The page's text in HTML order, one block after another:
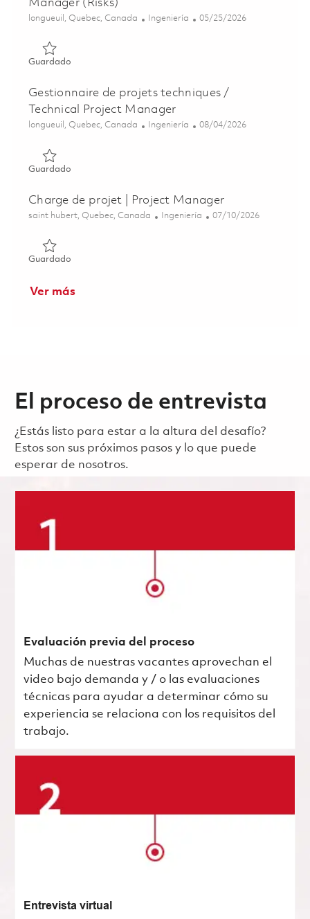
Manager (Risks)
Ubicación
longueuil, Quebec, Canada Categoría
Ingeniería Posted Date
05/25/2026
GuardadoGuardado Gestionnaire de projet (risques) / Project
Gestionnaire de projets techniques /
Technical Project Manager
Ubicación
longueuil, Quebec, Canada Categoría
Ingeniería Posted Date
08/04/2026
GuardadoGuardado Gestionnaire de projets techniques / Technical
Charge de projet | Project Manager
Ubicación
saint hubert, Quebec, Canada Categoría
Ingeniería Posted Date
07/10/2026
GuardadoGuardado Charge de projet | Project Manager 01856787
Ver más
El proceso de entrevista
¿Estás listo para estar a la altura del desafío?
Estos son sus próximos pasos y lo que puede
esperar de nosotros.
Evaluación previa del proceso
Muchas de nuestras vacantes aprovechan el
video bajo demanda y / o las evaluaciones
técnicas para ayudar a determinar cómo su
experiencia se relaciona con los requisitos del
trabajo.
Entrevista virtual